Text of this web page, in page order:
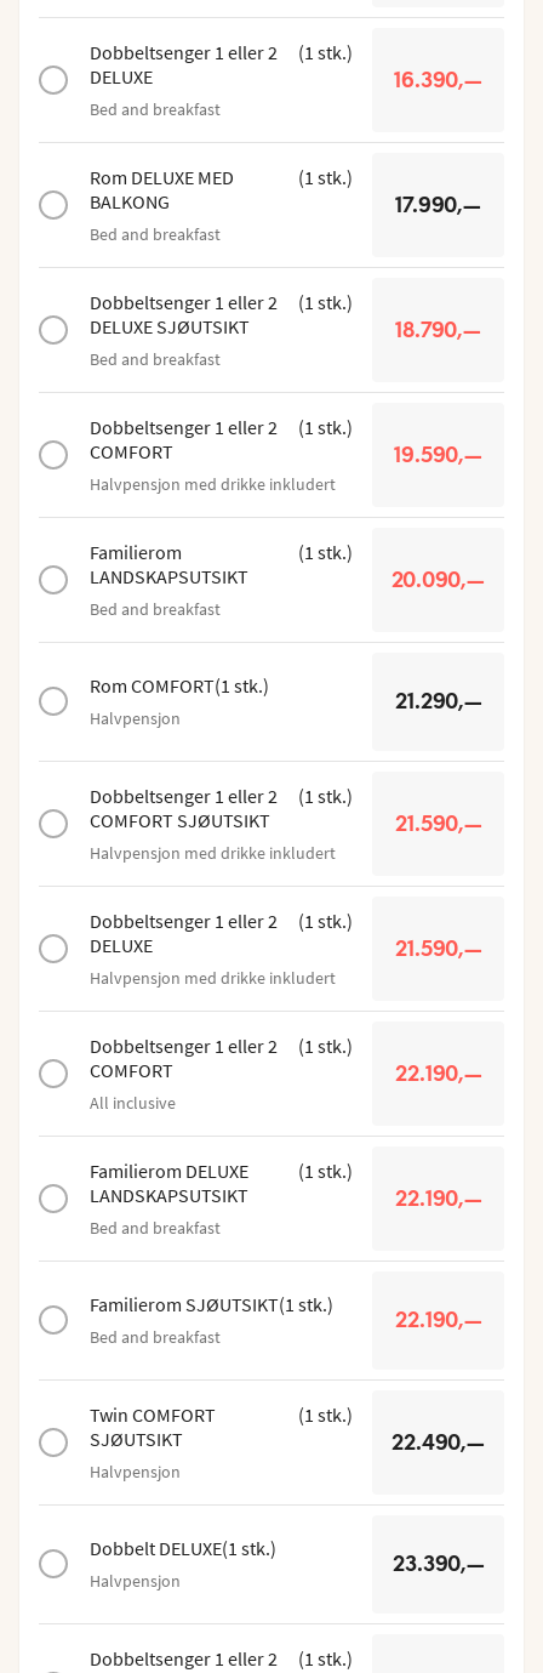
Dobbeltsenger 1 eller 2
DELUXE
(1 stk.)
Bed and breakfast
16.390,—
Rom DELUXE MED
BALKONG
(1 stk.)
Bed and breakfast
17.990,—
Dobbeltsenger 1 eller 2
DELUXE SJØUTSIKT
(1 stk.)
Bed and breakfast
18.790,—
Dobbeltsenger 1 eller 2
COMFORT
(1 stk.)
Halvpensjon med drikke inkludert
19.590,—
Familierom
LANDSKAPSUTSIKT
(1 stk.)
Bed and breakfast
20.090,—
Rom COMFORT(1 stk.)
Halvpensjon
21.290,—
Dobbeltsenger 1 eller 2
COMFORT SJØUTSIKT
(1 stk.)
Halvpensjon med drikke inkludert
21.590,—
Dobbeltsenger 1 eller 2
DELUXE
(1 stk.)
Halvpensjon med drikke inkludert
21.590,—
Dobbeltsenger 1 eller 2
COMFORT
(1 stk.)
All inclusive
22.190,—
Familierom DELUXE
LANDSKAPSUTSIKT
(1 stk.)
Bed and breakfast
22.190,—
Familierom SJØUTSIKT(1 stk.)
Bed and breakfast
22.190,—
Twin COMFORT
SJØUTSIKT
(1 stk.)
Halvpensjon
22.490,—
Dobbelt DELUXE(1 stk.)
Halvpensjon
23.390,—
Dobbeltsenger 1 eller 2
(1 stk.)